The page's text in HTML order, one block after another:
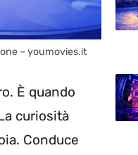
– youmovies.it
È quando
curiosità
Conduce